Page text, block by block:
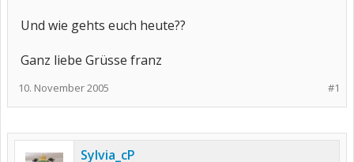
Und wie gehts euch heute??
Ganz liebe Grüsse franz
#1
10. November 2005
Sylvia_cP